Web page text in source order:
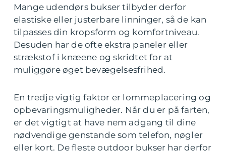
Mange udendørs bukser tilbyder derfor
elastiske eller justerbare linninger, så de kan
tilpasses din kropsform og komfortniveau.
Desuden har de ofte ekstra paneler eller
strækstof i knæene og skridtet for at
muliggøre øget bevægelsesfrihed.
En tredje vigtig faktor er lommeplacering og
opbevaringsmuligheder. Når du er på farten,
er det vigtigt at have nem adgang til dine
nødvendige genstande som telefon, nøgler
eller kort. De fleste outdoor bukser har derfor